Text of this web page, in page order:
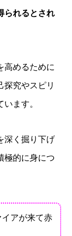
られるとされ
高めるために
探究やスピリ
ます。
深く掘り下げ
極的に身につ
アが来て赤